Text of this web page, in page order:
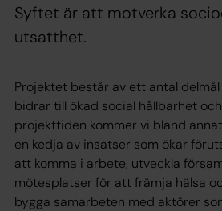
Syftet är att motverka
utsatthet.
Projektet består av ett antal
bidrar till ökad social hållbarhet
projekttiden kommer vi bland
en kedja av insatser som ökar
att komma i arbete, utveckla
mötesplatser för att främja hälsa
bygga samarbeten med aktörer